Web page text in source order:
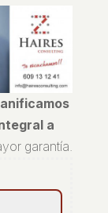
a
garantía.